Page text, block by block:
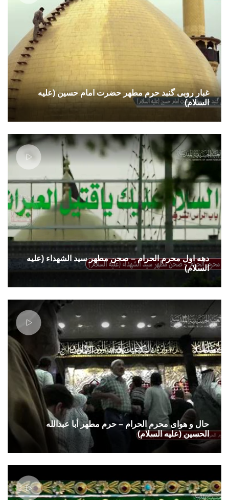
غبار روبی گنبد حرم مطهر حضرت امام حسین (علیه
السلام)
دهه اول محرم الحرام – صحن مطهر سید الشهداء (علیه
السلام)
حال و هوای محرم الحرام – حرم مطهر أبا عبدالله
الحسین (علیه السلام)